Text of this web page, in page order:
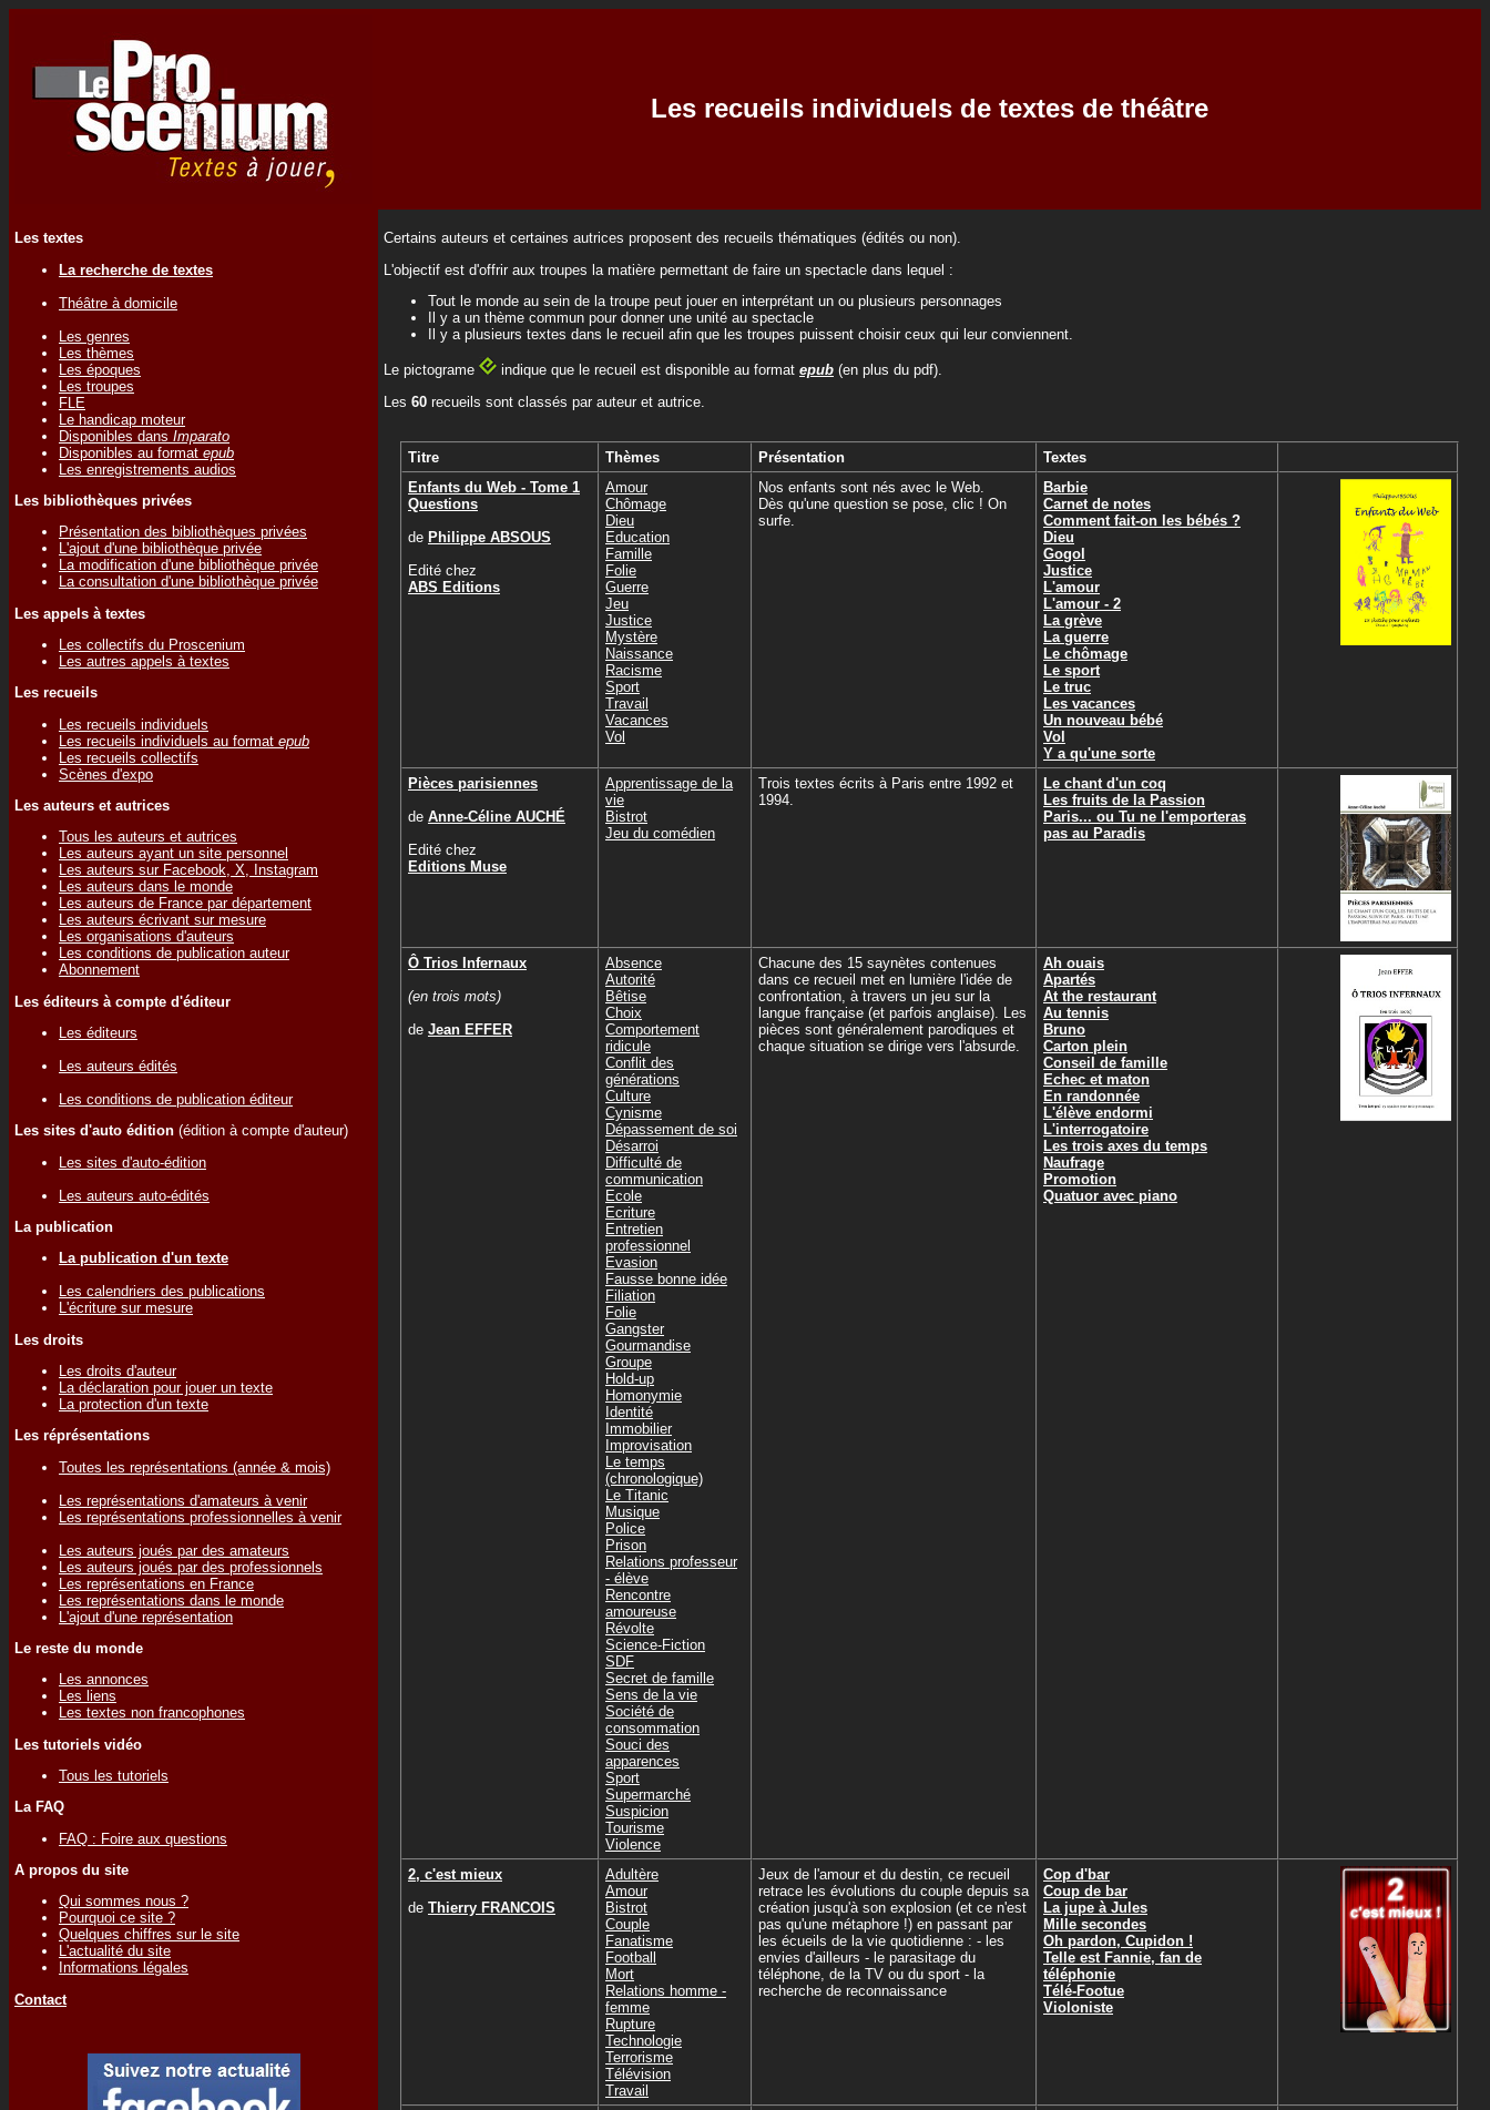
Les recueils individuels de textes de théâtre
Les textes
La recherche de textes
Théâtre à domicile
Les genres
Les thèmes
Les époques
Les troupes
FLE
Le handicap moteur
Disponibles dans Imparato
Disponibles au format epub
Les enregistrements audios
Les bibliothèques privées
Présentation des bibliothèques privées
L'ajout d'une bibliothèque privée
La modification d'une bibliothèque privée
La consultation d'une bibliothèque privée
Les appels à textes
Les collectifs du Proscenium
Les autres appels à textes
Les recueils
Les recueils individuels
Les recueils individuels au format epub
Les recueils collectifs
Scènes d'expo
Les auteurs et autrices
Tous les auteurs et autrices
Les auteurs ayant un site personnel
Les auteurs sur Facebook, X, Instagram
Les auteurs dans le monde
Les auteurs de France par département
Les auteurs écrivant sur mesure
Les organisations d'auteurs
Les conditions de publication auteur
Abonnement
Les éditeurs à compte d'éditeur
Les éditeurs
Les auteurs édités
Les conditions de publication éditeur
Les sites d'auto édition (édition à compte d'auteur)
Les sites d'auto-édition
Les auteurs auto-édités
La publication
La publication d'un texte
Les calendriers des publications
L'écriture sur mesure
Les droits
Les droits d'auteur
La déclaration pour jouer un texte
La protection d'un texte
Les réprésentations
Toutes les représentations (année & mois)
Les représentations d'amateurs à venir
Les représentations professionnelles à venir
Les auteurs joués par des amateurs
Les auteurs joués par des professionnels
Les représentations en France
Les représentations dans le monde
L'ajout d'une représentation
Le reste du monde
Les annonces
Les liens
Les textes non francophones
Les tutoriels vidéo
Tous les tutoriels
La FAQ
FAQ : Foire aux questions
A propos du site
Qui sommes nous ?
Pourquoi ce site ?
Quelques chiffres sur le site
L'actualité du site
Informations légales
Contact
Certains auteurs et certaines autrices proposent des recueils thématiques (édités ou non).
L'objectif est d'offrir aux troupes la matière permettant de faire un spectacle dans lequel :
Tout le monde au sein de la troupe peut jouer en interprétant un ou plusieurs personnages
Il y a un thème commun pour donner une unité au spectacle
Il y a plusieurs textes dans le recueil afin que les troupes puissent choisir ceux qui leur conviennent.
Le pictograme indique que le recueil est disponible au format epub (en plus du pdf).
Les 60 recueils sont classés par auteur et autrice.
Titre Thèmes Présentation
Textes
Enfants du Web - Tome 1
Questions
de Philippe ABSOUS
Edité chez
ABS Editions
Amour
Chômage
Dieu
Education
Famille
Folie
Guerre
Jeu
Justice
Mystère
Naissance
Racisme
Sport
Travail
Vacances
Vol
Nos enfants sont nés avec le Web.
Dès qu'une question se pose, clic ! On
surfe.
Barbie
Carnet de notes
Comment fait-on les bébés ?
Dieu
Gogol
Justice
L'amour
L'amour - 2
La grève
La guerre
Le chômage
Le sport
Le truc
Les vacances
Un nouveau bébé
Vol
Y a qu'une sorte
Pièces parisiennes
de Anne-Céline AUCHÉ
Edité chez
Editions Muse
Apprentissage de la
vie
Bistrot
Jeu du comédien
Trois textes écrits à Paris entre 1992 et
1994.
Le chant d'un coq
Les fruits de la Passion
Paris... ou Tu ne l'emporteras
pas au Paradis
Ô Trios Infernaux
(en trois mots)
de Jean EFFER
Absence
Autorité
Bêtise
Choix
Comportement
ridicule
Conflit des
générations
Culture
Cynisme
Dépassement de soi
Désarroi
Difficulté de
communication
Ecole
Ecriture
Entretien
professionnel
Evasion
Fausse bonne idée
Filiation
Folie
Gangster
Gourmandise
Groupe
Hold-up
Homonymie
Identité
Immobilier
Improvisation
Le temps
(chronologique)
Le Titanic
Musique
Police
Prison
Relations professeur
- élève
Rencontre
amoureuse
Révolte
Science-Fiction
SDF
Secret de famille
Sens de la vie
Société de
consommation
Souci des
apparences
Sport
Supermarché
Suspicion
Tourisme
Violence
Chacune des 15 saynètes contenues
dans ce recueil met en lumière l'idée de
confrontation, à travers un jeu sur la
langue française (et parfois anglaise). Les
pièces sont généralement parodiques et
chaque situation se dirige vers l'absurde.
Ah ouais
Apartés
At the restaurant
Au tennis
Bruno
Carton plein
Conseil de famille
Echec et maton
En randonnée
L'élève endormi
L'interrogatoire
Les trois axes du temps
Naufrage
Promotion
Quatuor avec piano
2, c'est mieux
de Thierry FRANCOIS
Adultère
Amour
Bistrot
Couple
Fanatisme
Football
Mort
Relations homme -
femme
Rupture
Technologie
Terrorisme
Télévision
Travail
Jeux de l'amour et du destin, ce recueil
retrace les évolutions du couple depuis sa
création jusqu'à son explosion (et ce n'est
pas qu'une métaphore !) en passant par
les écueils de la vie quotidienne : - les
envies d'ailleurs - le parasitage du
téléphone, de la TV ou du sport - la
recherche de reconnaissance
Cop d'bar
Coup de bar
La jupe à Jules
Mille secondes
Oh pardon, Cupidon !
Telle est Fannie, fan de
téléphonie
Télé-Footue
Violoniste